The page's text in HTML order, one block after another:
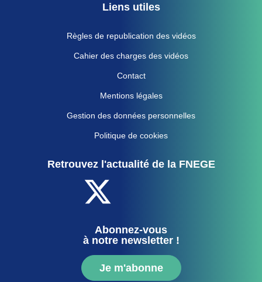
Liens utiles
Règles de republication des vidéos
Cahier des charges des vidéos
Contact
Mentions légales
Gestion des données personnelles
Politique de cookies
Retrouvez l'actualité de la FNEGE
Abonnez-vous
à notre newsletter !
Je m'abonne